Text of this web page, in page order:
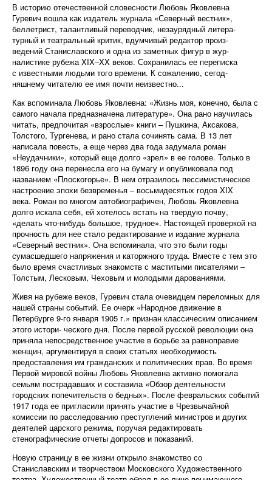
В историю отечественной словесности Любовь Яковлевна
Гуревич вошла как издатель журнала «Северный вестник»,
беллетрист, талантливый переводчик, незаурядный литера-
турный и театральный критик, вдумчивый редактор произ-
ведений Станиславского и одна из заметных фигур в жур-
налистике рубежа XIX–XX веков. Сохранилась ее переписка
с известными людьми того времени. К сожалению, сегод-
няшнему читателю ее имя почти неизвестно...
Как вспоминала Любовь Яковлевна: «Жизнь моя, конечно, была с
самого начала предназначена литературе». Она рано научилась
читать, предпочитая «взрослые» книги – Пушкина, Аксакова,
Толстого, Тургенева, и рано стала сочинять сама. В 13 лет
написала повесть, а еще через два года задумала роман
«Неудачники», который еще долго «зрел» в ее голове. Только в
1896 году она перенесла его на бумагу и опубликовала под
названием «Плоскогорье». В нем отразилось пессимистическое
настроение эпохи безвременья – восьмидесятых годов XIX
века. Роман во многом автобиографичен, Любовь Яковлевна
долго искала себя, ей хотелось встать на твердую почву,
«делать что-нибудь большое, трудное». Настоящей проверкой на
прочность для нее стало редактирование и издание журнала
«Северный вестник». Она вспоминала, что это были годы
сумасшедшего напряжения и каторжного труда. Вместе с тем это
было время счастливых знакомств с маститыми писателями –
Толстым, Лесковым, Чеховым и молодыми дарованиями.
Живя на рубеже веков, Гуревич стала очевидцем переломных для
нашей страны событий. Ее очерк «Народное движение в
Петербурге 9-го января 1905 г.» признан классическим описанием
этого истори- ческого дня. После первой русской революции она
приняла непосредственное участие в борьбе за равноправие
женщин, аргументируя в своих статьях необходимость
предоставления им гражданских и политических прав. Во время
Первой мировой войны Любовь Яковлевна активно помогала
семьям пострадавших и составила «Обзор деятельности
городских попечительств о бедных». После февральских событий
1917 года ее пригласили принять участие в Чрезвычайной
комиссии по расследованию преступлений министров и других
деятелей царского режима, поручая редактировать
стенографические отчеты допросов и показаний.
Новую страницу в ее жизни открыло знакомство со
Станиславским и творчеством Московского Художественного